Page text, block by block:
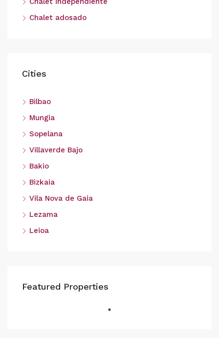
Chalet adosado
Cities
Bilbao
Mungia
Sopelana
Villaverde Bajo
Bakio
Bizkaia
Vila Nova de Gaia
Lezama
Leioa
Featured Properties